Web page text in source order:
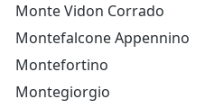
Monte Vidon Corrado
Montefalcone Appennino
Montefortino
Montegiorgio